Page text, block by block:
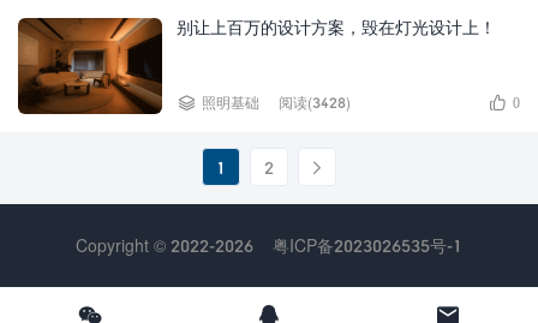
别让上百万的设计方案，毁在灯光设计上！
 照明基础 阅读(3428)  0
1 2 
  
Copyright © 2022-2026 粤ICP备2023026535号-1